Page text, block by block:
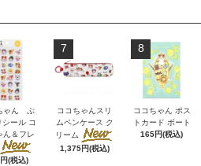
ゃん ぷ
シール コ
ん＆フレ
(税込)
7
ココちゃんスリ
ムペンケース ク
リーム
1,375円(税込)
8
ココちゃん ポス
トカード ボート
165円(税込)